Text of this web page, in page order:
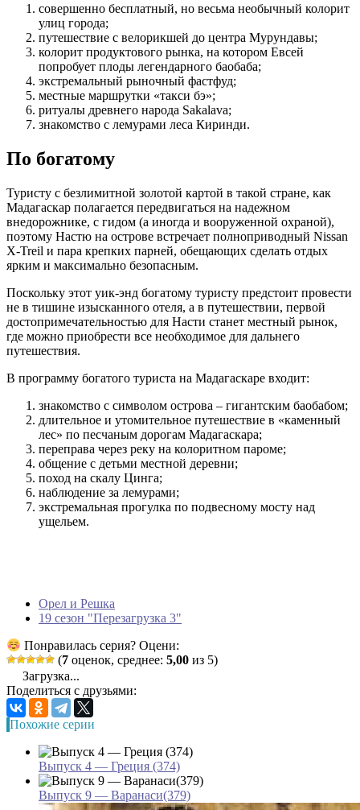
совершенно бесплатный, но весьма необычный колорит
улиц города;
путешествие с велорикшей до центра Мурундавы;
колорит продуктового рынка, на котором Евсей
попробует плоды легендарного баобаба;
экстремальный рыночный фастфуд;
местные маршрутки «такси бэ»;
ритуалы древнего народа Sakalava;
знакомство с лемурами леса Киринди.
По богатому
Туристу с безлимитной золотой картой в такой стране, как
Мадагаскар полагается передвигаться на надежном
внедорожнике, с гидом (а иногда и вооруженной охраной),
поэтому Настю на острове встречает полноприводный Nissan
X-Treil и пара крепких парней, обещающих сделать отдых
ярким и максимально безопасным.
Поскольку этот уик-энд богатому туристу предстоит провести
не в тишине изысканного отеля, а в путешествии, первой
достопримечательностью для Насти станет местный рынок,
где можно приобрести все необходимое для дальнего
путешествия.
В программу богатого туриста на Мадагаскаре входит:
знакомство с символом острова – гигантским баобабом;
длительное и утомительное путешествие в «каменный
лес» по песчаным дорогам Мадагаскара;
переправа через реку на колоритном пароме;
общение с детьми местной деревни;
поход на скалу Цинга;
наблюдение за лемурами;
экстремальная прогулка по подвесному мосту над
ущельем.
Орел и Решка
19 сезон "Перезагрузка 3"
Понравилась серия? Оцени:
(7 оценок, среднее: 5,00 из 5)
Загрузка...
Поделиться с друзьями:
Похожие серии
Выпуск 4 — Греция (374)
Выпуск 9 — Варанаси(379)